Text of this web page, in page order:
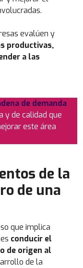
evalúen y
productivas,
a las
de demanda
y de calidad que
este área
de la
de una
que implica
conducir el
de origen al
de la